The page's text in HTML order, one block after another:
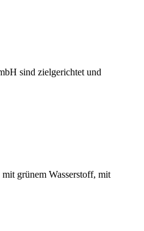
sind zielgerichtet und
grünem Wasserstoff, mit